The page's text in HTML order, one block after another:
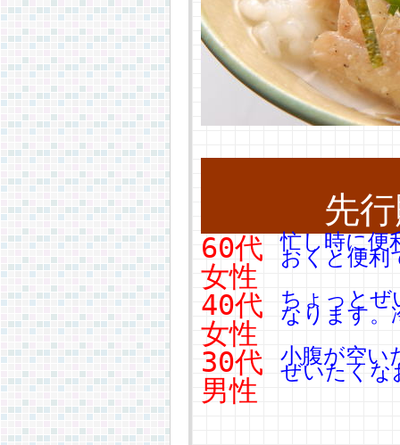
先
60代
女性
忙し時に便
おくと便利
40代
女性
ちょっとぜ
なります。
30代
男性
小腹が空い
ぜいたくな